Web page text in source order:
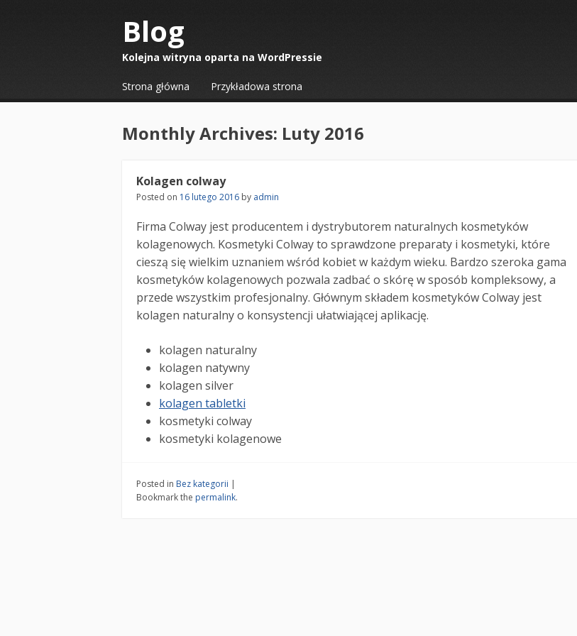
Blog
Kolejna witryna oparta na WordPressie
☰ Menu
Skip to content
Strona główna Przykładowa strona
Monthly Archives: Luty 2016
Kolagen colway
Posted on 16 lutego 2016 by admin
Firma Colway jest producentem i dystrybutorem naturalnych kosmetyków
kolagenowych. Kosmetyki Colway to sprawdzone preparaty i kosmetyki, które
cieszą się wielkim uznaniem wśród kobiet w każdym wieku. Bardzo szeroka gama
kosmetyków kolagenowych pozwala zadbać o skórę w sposób kompleksowy, a
przede wszystkim profesjonalny. Głównym składem kosmetyków Colway jest
kolagen naturalny o konsystencji ułatwiającej aplikację.
kolagen naturalny
kolagen natywny
kolagen silver
kolagen tabletki
kosmetyki colway
kosmetyki kolagenowe
Posted in Bez kategorii |
Bookmark the permalink.